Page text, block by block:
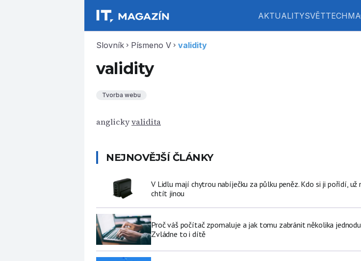
AKTUALITYSVĚTTECH
Slovník chevron_right Písmeno V chevron_right validity
validity
Tvorba webu
anglickyvalidita
NEJNOVĚJŠÍ ČLÁNKY
V Lidlu mají chytrou nabíječku za půlku peněz. Kdo si ji pořídí, už
chtít jinou
Proč váš počítač zpomaluje a jak tomu zabránit několika
Zvládne to i dítě